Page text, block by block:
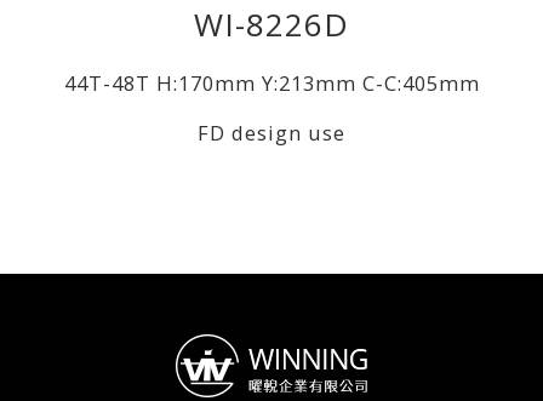
WI-8226D
44T-48T H:170mm Y:213mm C-C:405mm
FD design use